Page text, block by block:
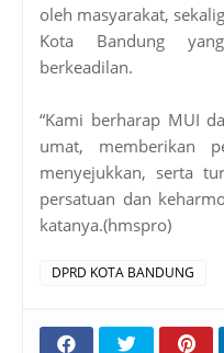
oleh masyarakat,
Kota Bandung
berkeadilan.
“Kami berharap MUI
umat, memberikan
menyejukkan, serta
persatuan dan
katanya.(hmspro)
DPRD KOTA BANDUNG